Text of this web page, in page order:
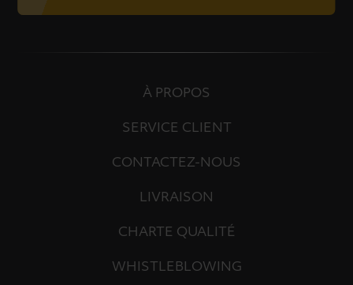
À PROPOS
SERVICE CLIENT
CONTACTEZ-NOUS
LIVRAISON
CHARTE QUALITÉ
WHISTLEBLOWING